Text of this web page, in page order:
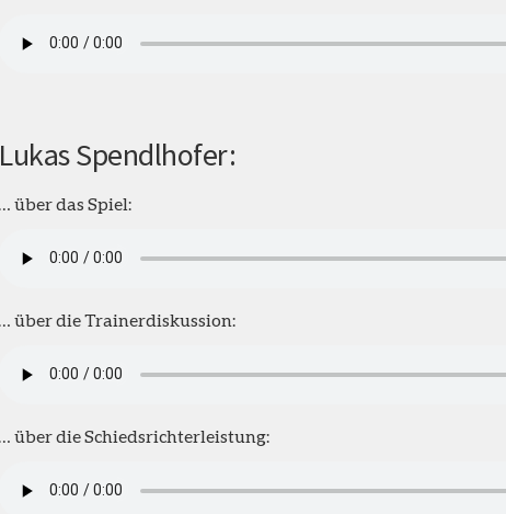
Lukas Spendlhofer:
… über das Spiel:
… über die Trainerdiskussion:
… über die Schiedsrichterleistung: